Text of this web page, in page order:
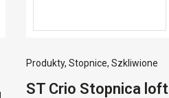
Produkty,Stopnice,Szkliwione
ST Crio Stopnica loft